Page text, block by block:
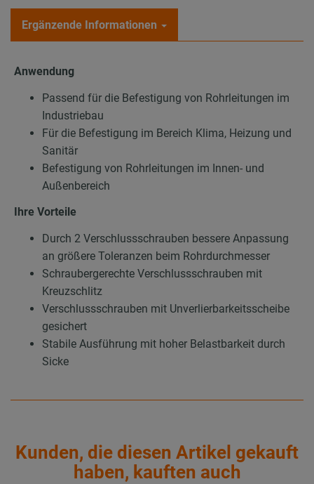
Ergänzende Informationen
Anwendung
Passend für die Befestigung von Rohrleitungen im
Industriebau
Für die Befestigung im Bereich Klima, Heizung und
Sanitär
Befestigung von Rohrleitungen im Innen- und
Außenbereich
Ihre Vorteile
Durch 2 Verschlussschrauben bessere Anpassung
an größere Toleranzen beim Rohrdurchmesser
Schraubergerechte Verschlussschrauben mit
Kreuzschlitz
Verschlussschrauben mit Unverlierbarkeitsscheibe
gesichert
Stabile Ausführung mit hoher Belastbarkeit durch
Sicke
Kunden, die diesen Artikel gekauft
haben, kauften auch